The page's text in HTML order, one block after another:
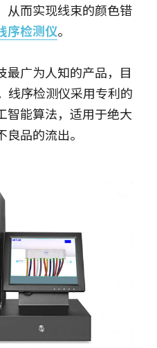
从而实现线束的颜色错
序检测仪。
最广为人知的产品，目
线序检测仪采用专利的
智能算法，适用于绝大
品的流出。